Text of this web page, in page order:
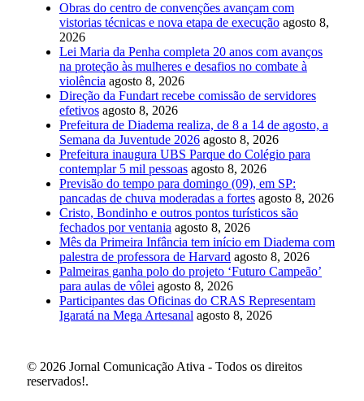
Obras do centro de convenções avançam com
vistorias técnicas e nova etapa de execução agosto 8,
2026
Lei Maria da Penha completa 20 anos com avanços
na proteção às mulheres e desafios no combate à
violência agosto 8, 2026
Direção da Fundart recebe comissão de servidores
efetivos agosto 8, 2026
Prefeitura de Diadema realiza, de 8 a 14 de agosto, a
Semana da Juventude 2026 agosto 8, 2026
Prefeitura inaugura UBS Parque do Colégio para
contemplar 5 mil pessoas agosto 8, 2026
Previsão do tempo para domingo (09), em SP:
pancadas de chuva moderadas a fortes agosto 8, 2026
Cristo, Bondinho e outros pontos turísticos são
fechados por ventania agosto 8, 2026
Mês da Primeira Infância tem início em Diadema com
palestra de professora de Harvard agosto 8, 2026
Palmeiras ganha polo do projeto ‘Futuro Campeão’
para aulas de vôlei agosto 8, 2026
Participantes das Oficinas do CRAS Representam
Igaratá na Mega Artesanal agosto 8, 2026
© 2026 Jornal Comunicação Ativa - Todos os direitos
reservados!.